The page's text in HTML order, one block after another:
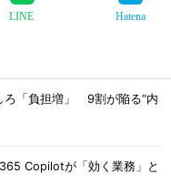
LINE Hatena
ろ「負担増」 9割が陥る“内
Copilotが「効く業務」と